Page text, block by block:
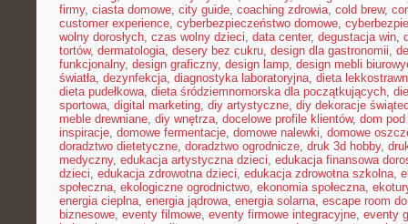
firmy, ciasta domowe, city guide, coaching zdrowia, cold brew,
customer experience, cyberbezpieczeństwo domowe,
wolny dorosłych, czas wolny dzieci, data center, degustacja win,
tortów, dermatologia, desery bez cukru, design dla gastronomii,
funkcjonalny, design graficzny, design lamp, design mebli
światła, dezynfekcja, diagnostyka laboratoryjna, dieta
dieta pudełkowa, dieta śródziemnomorska dla początkujących,
sportowa, digital marketing, diy artystyczne, diy dekoracje
meble drewniane, diy wnętrza, docelowe profile klientów, dom
inspiracje, domowe fermentacje, domowe nalewki, domowe
doradztwo dietetyczne, doradztwo ogrodnicze, druk 3d hobby,
medyczny, edukacja artystyczna dzieci, edukacja finansowa
dzieci, edukacja zdrowotna dzieci, edukacja zdrowotna szkolna,
społeczna, ekologiczne ogrodnictwo, ekonomia społeczna,
energia cieplna, energia jądrowa, energia solarna, escape room
biznesowe, eventy filmowe, eventy firmowe integracyjne, eventy